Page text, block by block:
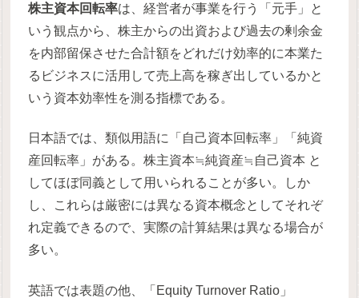
株主資本回転率は、経営者が事業を行う「元手」と
いう観点から、株主からの出資および過去の剰余金
を内部留保させた合計額をどれだけ効率的に本業た
るビジネスに活用して売上高を稼ぎ出しているかと
いう資本効率性を測る指標である。
日本語では、類似用語に「自己資本回転率」「純資
産回転率」がある。株主資本≒純資産≒自己資本 と
してほぼ同義として用いられることが多い。しか
し、これらは厳密には異なる資本概念としてそれぞ
れ定義できるので、実際の計算結果は異なる場合が
多い。
英語では表題の他、「Equity Turnover Ratio」